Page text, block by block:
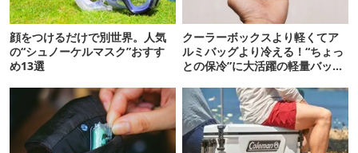
顔をつけるだけで別世界。人気
の“シュノーケルマスク”おすす
め13選
クーラーボックスより軽くてア
ルミバッグより冷える！“ちょっ
との保冷”に大活躍の軽量バッグ